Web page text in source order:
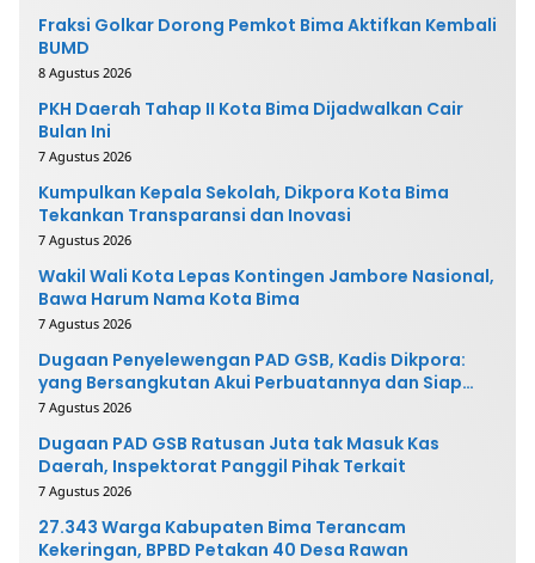
Fraksi Golkar Dorong Pemkot Bima Aktifkan Kembali
BUMD
8 Agustus 2026
PKH Daerah Tahap II Kota Bima Dijadwalkan Cair
Bulan Ini
7 Agustus 2026
Kumpulkan Kepala Sekolah, Dikpora Kota Bima
Tekankan Transparansi dan Inovasi
7 Agustus 2026
Wakil Wali Kota Lepas Kontingen Jambore Nasional,
Bawa Harum Nama Kota Bima
7 Agustus 2026
Dugaan Penyelewengan PAD GSB, Kadis Dikpora:
yang Bersangkutan Akui Perbuatannya dan Siap
Mengembalikan Uang
7 Agustus 2026
Dugaan PAD GSB Ratusan Juta tak Masuk Kas
Daerah, Inspektorat Panggil Pihak Terkait
7 Agustus 2026
27.343 Warga Kabupaten Bima Terancam
Kekeringan, BPBD Petakan 40 Desa Rawan